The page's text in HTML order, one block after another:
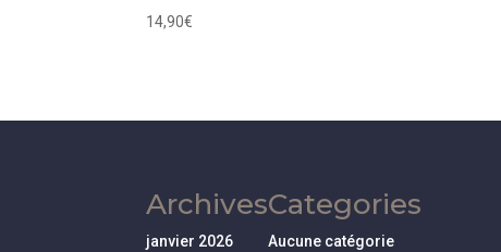
14,90€
Archives
janvier 2026
Categories
Aucune catégorie